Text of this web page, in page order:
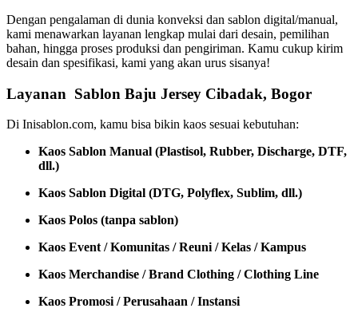
Dengan pengalaman di dunia konveksi dan sablon digital/manual,
kami menawarkan layanan lengkap mulai dari desain, pemilihan
bahan, hingga proses produksi dan pengiriman. Kamu cukup kirim
desain dan spesifikasi, kami yang akan urus sisanya!
Layanan Sablon Baju Jersey Cibadak, Bogor
Di Inisablon.com, kamu bisa bikin kaos sesuai kebutuhan:
Kaos Sablon Manual (Plastisol, Rubber, Discharge, DTF,
dll.)
Kaos Sablon Digital (DTG, Polyflex, Sublim, dll.)
Kaos Polos (tanpa sablon)
Kaos Event / Komunitas / Reuni / Kelas / Kampus
Kaos Merchandise / Brand Clothing / Clothing Line
Kaos Promosi / Perusahaan / Instansi